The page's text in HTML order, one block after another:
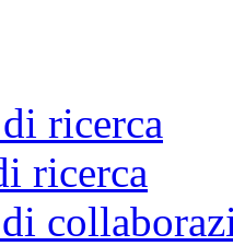
ricerca
ricerca